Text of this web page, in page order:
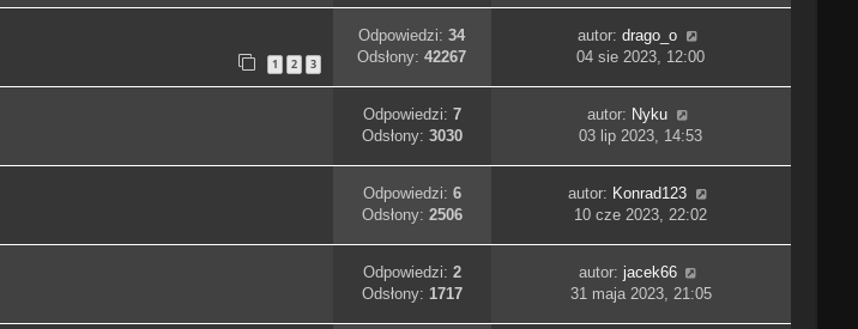
1 2 3
Odpowiedzi:34
Odsłony:42267
autor:drago_o
04 sie 2023, 12:00
Odpowiedzi: 7
Odsłony: 3030
autor: Nyku
03 lip 2023, 14:53
Odpowiedzi: 6
Odsłony: 2506
autor: Konrad123
10 cze 2023, 22:02
Odpowiedzi: 2
Odsłony: 1717
autor: jacek66
31 maja 2023, 21:05